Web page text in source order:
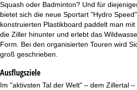
Squash oder Badminton? Und für
bietet sich die neue Sportart "Hydro
konstruierten Plastikboard paddelt man
die Ziller hinunter und erlebt das
Form. Bei den organisierten Touren wird
groß geschrieben.
Ausflugsziele
Im "aktivsten Tal der Welt" – dem Zillertal